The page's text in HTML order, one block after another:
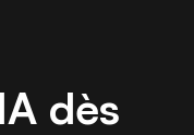
dès